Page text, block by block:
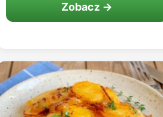
Zobacz →